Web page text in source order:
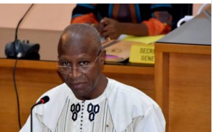
o
e
r
u
o